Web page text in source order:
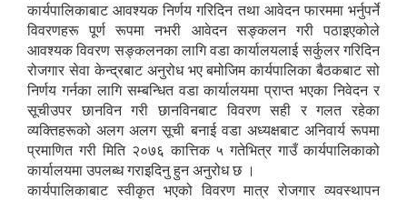
कार्यपालिकाबाट आवश्यक निर्णय गरिदिन तथा आवेदन फारममा भर्नुपर्ने
विवरणहरू पूर्ण रूपमा नभरी आवेदन सङ्कलन गरी पठाइएकोले
आवश्यक विवरण सङ्कलनका लागि वडा कार्यालयलाई सर्कुलर गरिदिन
रोजगार सेवा केन्द्रबाट अनुरोध भए बमोजिम कार्यपालिका बैठकबाट सो
निर्णय गर्नका लागि सम्बन्धित वडा कार्यालयमा प्राप्त भएका निवेदन र
सूचीउपर छानविन गरी छानविनबाट विवरण सही र गलत रहेका
व्यक्तिहरूको अलग अलग सूची बनाई वडा अध्यक्षबाट अनिवार्य रूपमा
प्रमाणित गरी मिति २०७६ कात्तिक ५ गतेभित्र गाउँ कार्यपालिकाको
कार्यालयमा उपलब्ध गराइदिनु हुन अनुरोध छ ।
कार्यपालिकाबाट स्वीकृत भएको विवरण मात्र रोजगार व्यवस्थापन